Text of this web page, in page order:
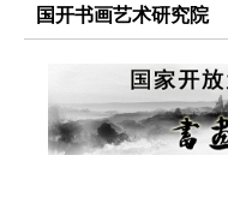
国开书画艺术研究院